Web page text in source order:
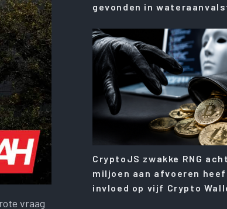
vraag
gevonden in
CryptoJS zwakke RNG
miljoen aan afvoeren
invloed op vijf Crypto